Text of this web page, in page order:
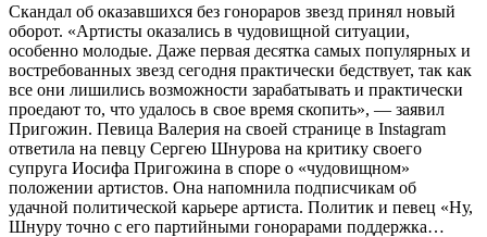
Скандал об оказавшихся без гонораров звезд принял новый
оборот. «Артисты оказались в чудовищной ситуации,
особенно молодые. Даже первая десятка самых популярных и
востребованных звезд сегодня практически бедствует, так как
все они лишились возможности зарабатывать и практически
проедают то, что удалось в свое время скопить», — заявил
Пригожин. Певица Валерия на своей странице в Instagram
ответила на певцу Сергею Шнурова на критику своего
супруга Иосифа Пригожина в споре о «чудовищном»
положении артистов. Она напомнила подписчикам об
удачной политической карьере артиста. Политик и певец «Ну,
Шнуру точно с его партийными гонорарами поддержка…